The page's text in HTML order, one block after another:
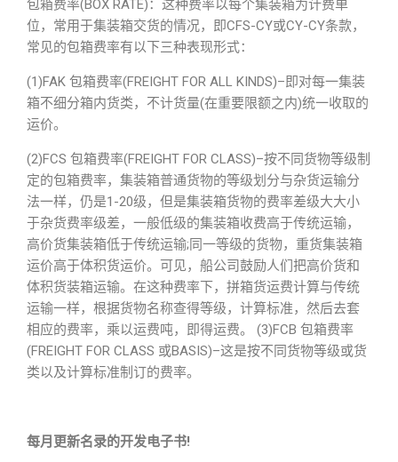
包箱费率(BOX RATE)：这种费率以每个集装箱为计费单
位，常用于集装箱交货的情况，即CFS-CY或CY-CY条款，
常见的包箱费率有以下三种表现形式：
(1)FAK 包箱费率(FREIGHT FOR ALL KINDS)–即对每一集装
箱不细分箱内货类，不计货量(在重要限额之内)统一收取的
运价。
(2)FCS 包箱费率(FREIGHT FOR CLASS)–按不同货物等级制
定的包箱费率，集装箱普通货物的等级划分与杂货运输分
法一样，仍是1-20级，但是集装箱货物的费率差级大大小
于杂货费率级差，一般低级的集装箱收费高于传统运输，
高价货集装箱低于传统运输;同一等级的货物，重货集装箱
运价高于体积货运价。可见，船公司鼓励人们把高价货和
体积货装箱运输。在这种费率下，拼箱货运费计算与传统
运输一样，根据货物名称查得等级，计算标准，然后去套
相应的费率，乘以运费吨，即得运费。 (3)FCB 包箱费率
(FREIGHT FOR CLASS 或BASIS)–这是按不同货物等级或货
类以及计算标准制订的费率。
每月更新名录的开发电子书!